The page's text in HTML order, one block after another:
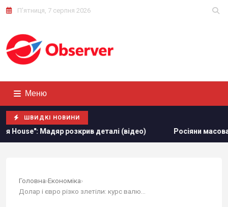
П'ятниця, 7 серпня 2026
Меню
ШВИДКІ НОВИНИ
Мадяр розкрив деталі (відео) Росіяни масовано
Головна›Економіка›